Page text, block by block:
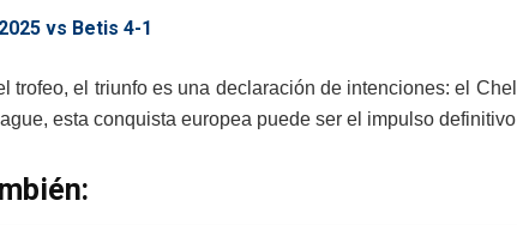
vs Betis 4-1
trofeo, el triunfo es una declaración de intenciones: el
esta conquista europea puede ser el impulso